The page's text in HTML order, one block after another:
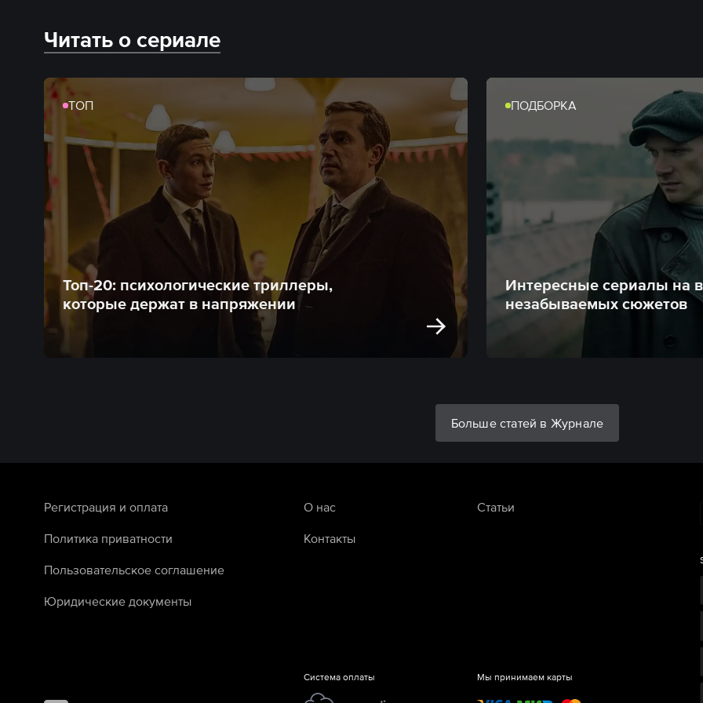
Читать о сериале
ТОП
Топ-20: психологические триллеры,
которые держат в напряжении
ПОДБОРКА
Интересные сериалы на
незабываемых сюжетов
Больше статей в Журнале
Регистрация и оплата
Политика приватности
Пользовательское соглашение
Юридические документы
О нас
Контакты
Система оплаты
Статьи
Мы принимаем карты